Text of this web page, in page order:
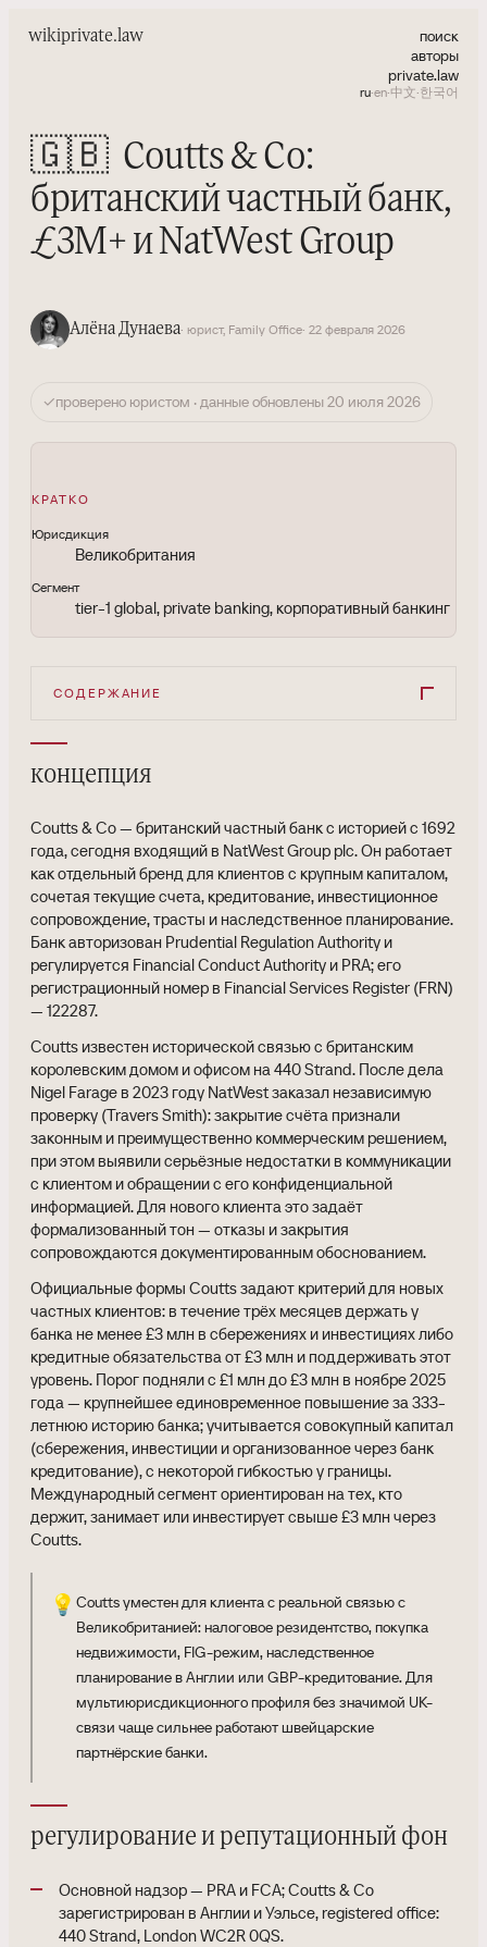
wikiprivate.law
поиск
авторы
private.law
ru·en·中文·한국어
🇬🇧 Coutts & Co:
британский частный банк,
£3M+ и NatWest Group
Алёна Дунаева· юрист, Family Office· 22 февраля 2026
✓проверено юристом · данные обновлены 20 июля 2026
КРАТКО
Юрисдикция
Великобритания
Сегмент
tier-1 global, private banking, корпоративный банкинг
СОДЕРЖАНИЕ
концепция
Coutts & Co — британский частный банк с историей с 1692
года, сегодня входящий в NatWest Group plc. Он работает
как отдельный бренд для клиентов с крупным капиталом,
сочетая текущие счета, кредитование, инвестиционное
сопровождение, трасты и наследственное планирование.
Банк авторизован Prudential Regulation Authority и
регулируется Financial Conduct Authority и PRA; его
регистрационный номер в Financial Services Register (FRN)
— 122287.
Coutts известен исторической связью с британским
королевским домом и офисом на 440 Strand. После дела
Nigel Farage в 2023 году NatWest заказал независимую
проверку (Travers Smith): закрытие счёта признали
законным и преимущественно коммерческим решением,
при этом выявили серьёзные недостатки в коммуникации
с клиентом и обращении с его конфиденциальной
информацией. Для нового клиента это задаёт
формализованный тон — отказы и закрытия
сопровождаются документированным обоснованием.
Официальные формы Coutts задают критерий для новых
частных клиентов: в течение трёх месяцев держать у
банка не менее £3 млн в сбережениях и инвестициях либо
кредитные обязательства от £3 млн и поддерживать этот
уровень. Порог подняли с £1 млн до £3 млн в ноябре 2025
года — крупнейшее единовременное повышение за 333-
летнюю историю банка; учитывается совокупный капитал
(сбережения, инвестиции и организованное через банк
кредитование), с некоторой гибкостью у границы.
Международный сегмент ориентирован на тех, кто
держит, занимает или инвестирует свыше £3 млн через
Coutts.
💡 Coutts уместен для клиента с реальной связью с
Великобританией: налоговое резидентство, покупка
недвижимости, FIG-режим, наследственное
планирование в Англии или GBP-кредитование. Для
мультиюрисдикционного профиля без значимой UK-
связи чаще сильнее работают швейцарские
партнёрские банки.
регулирование и репутационный фон
Основной надзор — PRA и FCA; Coutts & Co
зарегистрирован в Англии и Уэльсе, registered office:
440 Strand, London WC2R 0QS.